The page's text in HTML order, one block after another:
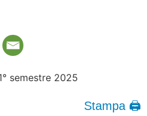
Stampa 🖨